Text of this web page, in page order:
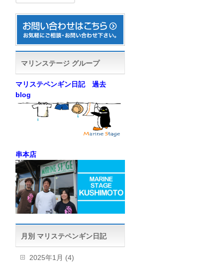
マリンステージ グループ
マリステペンギン日記 過去
blog
串本店
月別 マリステペンギン日記
2025年1月 (4)